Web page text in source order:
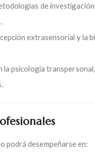
de investigación
extrasensorial y la
la psicología
podrá desempeñarse en: